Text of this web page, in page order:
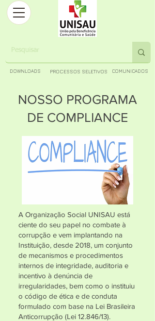
PROCESSOS SELETIVOS COMUNICADOS
DOWNLOADS
NOSSO PROGRAMA
DE COMPLIANCE
A Organização Social UNISAU está
ciente do seu papel no combate à
corrupção e vem implantando na
Instituição, desde 2018, um conjunto
de mecanismos e procedimentos
internos de integridade, auditoria e
incentivo à denúncia de
irregularidades, bem como o instituiu
o código de ética e de conduta
formulado com base na Lei Brasileira
Anticorrupção (Lei 12.846/13).